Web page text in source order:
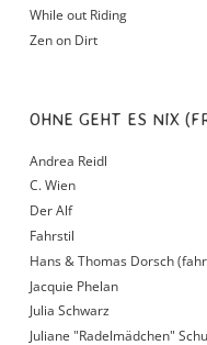
While out Riding
Zen on Dirt
OHNE GEHT ES NIX
Andrea Reidl
C. Wien
Der Alf
Fahrstil
Hans & Thomas Dorsch
Jacquie Phelan
Julia Schwarz
Juliane "Radelmädchen"